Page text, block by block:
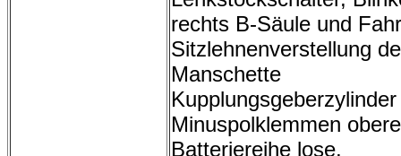
rechts B-Säule und
Sitzlehnenverstellung
Manschette
Minuspolklemmen obere
Batteriereihe lose,